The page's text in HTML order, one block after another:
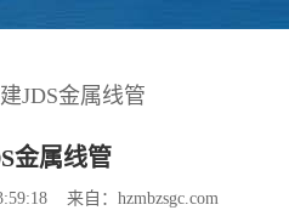
JDS金属线管
金属线管
来自：hzmbzsgc.com